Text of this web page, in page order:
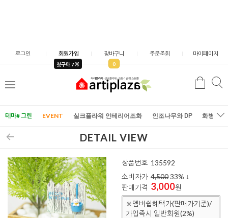
로그인 회원가입
첫구매 7
장바구니
0
주문조회 마이페이지
메
검
테마# 그린 EVENT 실크플라워 인테리어조화 인조나무와 DP 화병/화
DETAIL VIEW
상품번호 135592
소비자가 4,50033% ↓
판매가격 3,000원
※멤버쉽혜택가(판매가기준)/
가입즉시 일반회원(2%)